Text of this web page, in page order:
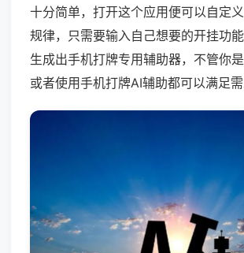
十分简单，打开这个应用便可以自定
规律，只需要输入自己想要的开挂功
生成出手机打牌专用辅助器，不管你
或者使用手机打牌AI辅助都可以满足需